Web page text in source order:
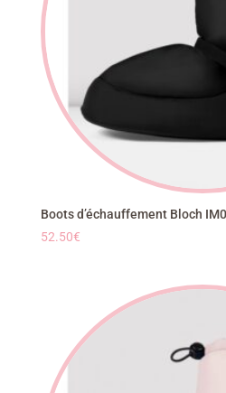
Boots d’échauffement Bloch
52.50€